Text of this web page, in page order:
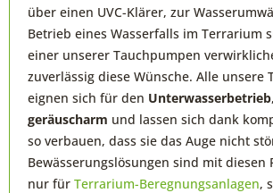
über einen UVC-Klärer, zur
Betrieb eines Wasserfalls im Terrarium
einer unserer Tauchpumpen
zuverlässig diese Wünsche. Alle unsere
eignen sich für den Unterwasserbetrieb
geräuscharm und lassen sich dank
so verbauen, dass sie das Auge nicht
Bewässerungslösungen sind mit diesen
nur für Terrarium-Beregnungsanlagen,